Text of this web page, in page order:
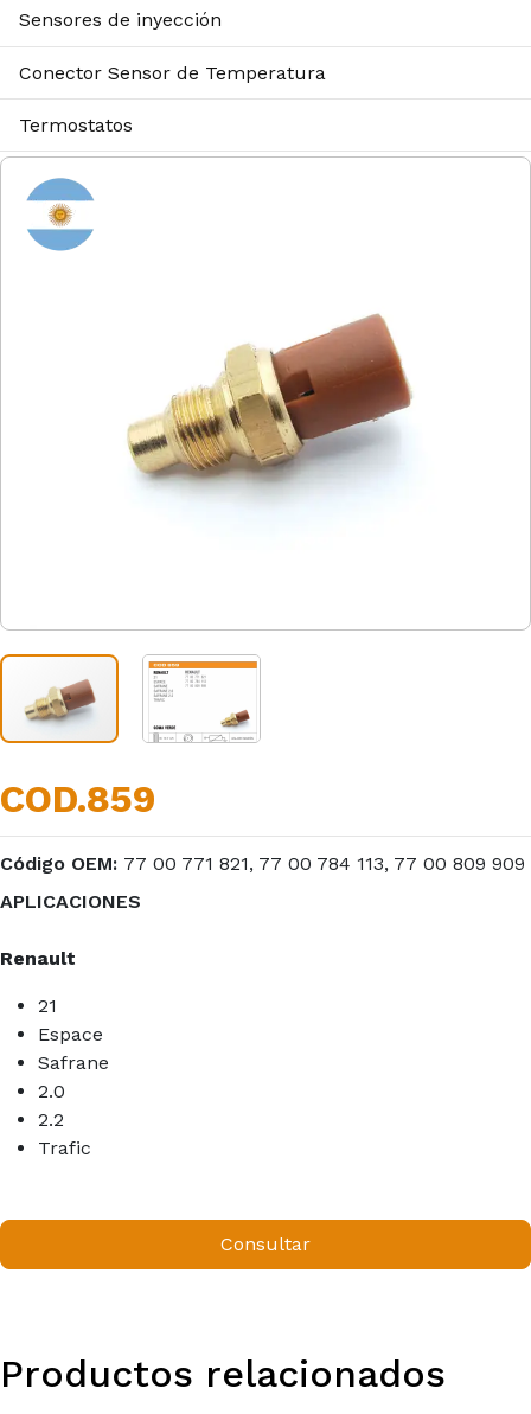
Sensores de inyección
Conector Sensor de Temperatura
Termostatos
COD.859
Código OEM: 77 00 771 821, 77 00 784 113, 77 00 809 909
APLICACIONES
Renault
21
Espace
Safrane
2.0
2.2
Trafic
Consultar
Productos relacionados